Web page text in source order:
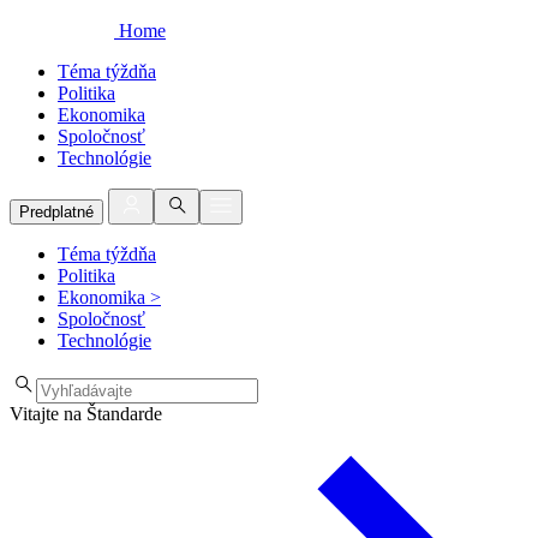
Home
Téma týždňa
Politika
Ekonomika
Spoločnosť
Technológie
Predplatné
Téma týždňa
Politika
Ekonomika >
Spoločnosť
Technológie
Vitajte na Štandarde